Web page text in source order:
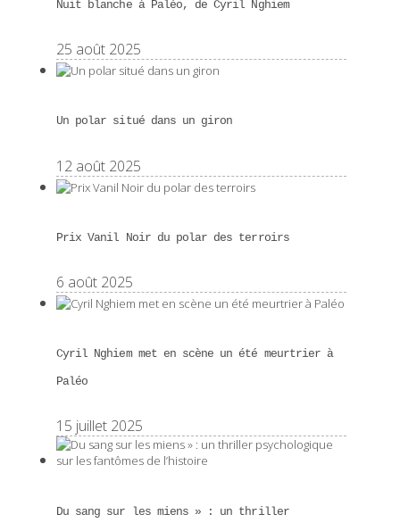
Nuit blanche à Paléo, de Cyril Nghiem
25 août 2025
Un polar situé dans un giron
12 août 2025
Prix Vanil Noir du polar des terroirs
6 août 2025
Cyril Nghiem met en scène un été meurtrier à
Paléo
15 juillet 2025
Du sang sur les miens » : un thriller